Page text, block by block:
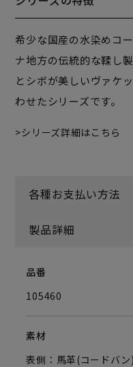
希少な国産の水染めコ
ナ地方の伝統的な鞣し
とシボが美しいヴァケ
わせたシリーズです。
シリーズ詳細はこちら
各種お支払い方法
製品詳細
品番
105460
素材
表側：馬革(コードバン)